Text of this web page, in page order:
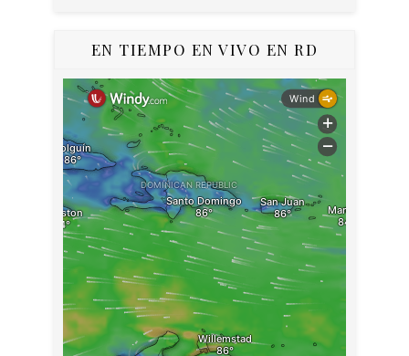
EN TIEMPO EN VIVO EN RD